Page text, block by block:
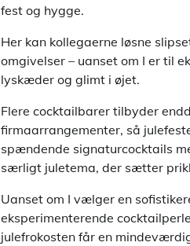
fest og hygge.
Her kan kollegaerne løsne
omgivelser – uanset om I er til
lyskæder og glimt i øjet.
Flere cocktailbarer tilbyder
firmaarrangementer, så
spændende signaturcocktails
særligt juletema, der sætter
Uanset om I vælger en
eksperimenterende
julefrokosten får en